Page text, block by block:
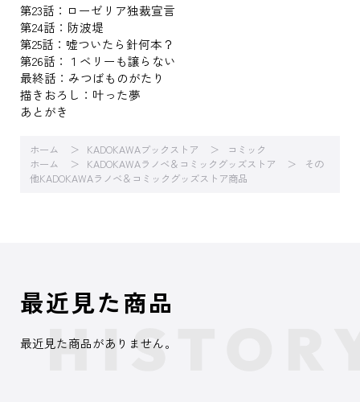
第23話：ローゼリア独裁宣言
第24話：防波堤
第25話：嘘ついたら針何本？
第26話：１ベリーも譲らない
最終話：みつばものがたり
描きおろし：叶った夢
あとがき
ホーム KADOKAWAブックストア
コミック
ホーム
KADOKAWAラノベ＆コミックグッズストア
その
他KADOKAWAラノベ＆コミックグッズストア商品
最近見た商品
最近見た商品がありません。